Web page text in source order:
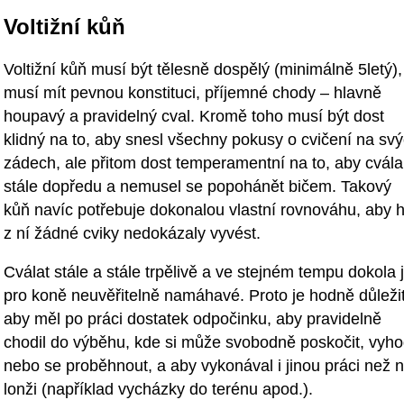
Voltižní kůň
Voltižní kůň musí být tělesně dospělý (minimálně 5letý),
musí mít pevnou konstituci, příjemné chody – hlavně
houpavý a pravidelný cval. Kromě toho musí být dost
klidný na to, aby snesl všechny pokusy o cvičení na
zádech, ale přitom dost temperamentní na to, aby
stále dopředu a nemusel se popohánět bičem. Takový
kůň navíc potřebuje dokonalou vlastní rovnováhu, aby
z ní žádné cviky nedokázaly vyvést.
Cválat stále a stále trpělivě a ve stejném tempu dokola
pro koně neuvěřitelně namáhavé. Proto je hodně
aby měl po práci dostatek odpočinku, aby pravidelně
chodil do výběhu, kde si může svobodně poskočit,
nebo se proběhnout, a aby vykonával i jinou práci než
lonži (například vycházky do terénu apod.).